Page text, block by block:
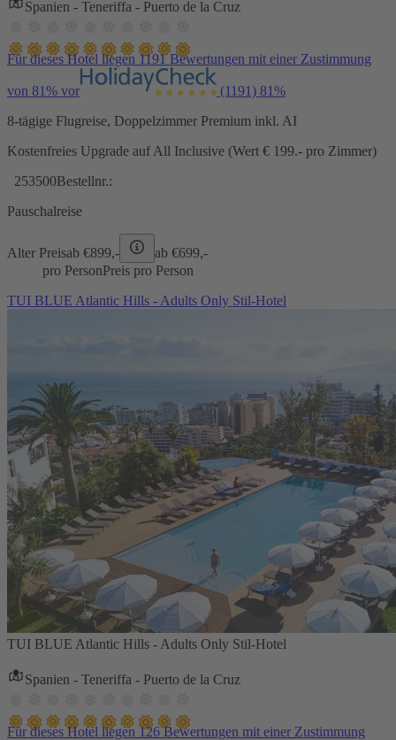
Spanien - Teneriffa - Puerto de la Cruz
Für dieses Hotel liegen 1191 Bewertungen mit einer Zustimmung
von 81% vor (1191) 81%
8-tägige Flugreise, Doppelzimmer Premium inkl. AI
Kostenfreies Upgrade auf All Inclusive (Wert € 199.- pro Zimmer)
253500Bestellnr.:
Pauschalreise
Alter Preisab €899,- ab €699,-
pro PersonPreis pro Person
TUI BLUE Atlantic Hills - Adults Only Stil-Hotel
TUI BLUE Atlantic Hills - Adults Only Stil-Hotel
Spanien - Teneriffa - Puerto de la Cruz
Für dieses Hotel liegen 126 Bewertungen mit einer Zustimmung